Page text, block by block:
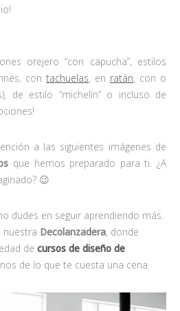
orejero “con capucha”, estilos
con tachuelas, en ratán, con o
de estilo “michelín” o incluso de
a las siguientes imágenes de
que hemos preparado para ti. ¿A
😉
dudes en seguir aprendiendo más.
nuestra Decolanzadera, donde
de cursos de diseño de
de lo que te cuesta una cena.